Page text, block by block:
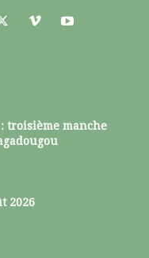
: troisième manche
2026